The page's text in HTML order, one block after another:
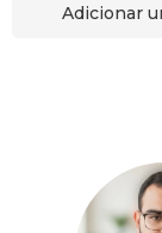
Adicionar